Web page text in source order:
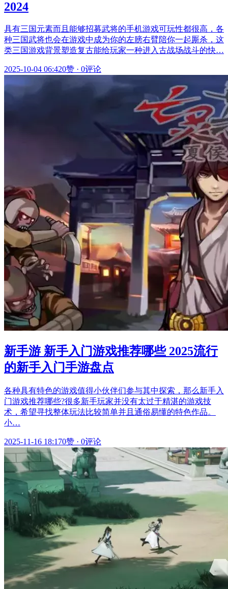
2024
具有三国元素而且能够招募武将的手机游戏可玩性都很高，各
种三国武将也会在游戏中成为你的左膀右臂陪你一起厮杀，这
类三国游戏背景塑造复古能给玩家一种进入古战场战斗的快…
2025-10-04 06:420赞 · 0评论
新手游 新手入门游戏推荐哪些 2025流行
的新手入门手游盘点
各种具有特色的游戏值得小伙伴们参与其中探索，那么新手入
门游戏推荐哪些?很多新手玩家并没有太过于精湛的游戏技
术，希望寻找整体玩法比较简单并且通俗易懂的特色作品。
小…
2025-11-16 18:170赞 · 0评论